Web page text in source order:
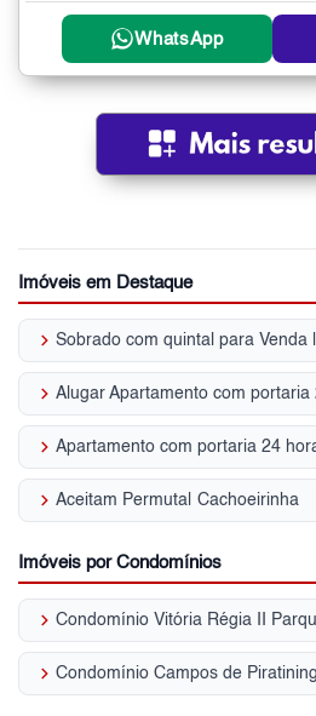
WhatsApp
Imóveis em Destaque
keyboard_arrow_right Sobrado com quintal para Venda
keyboard_arrow_right
keyboard_arrow_right
keyboard_arrow_right Aceitam Permuta| Cachoeirinha
Imóveis por Condomínios
keyboard_arrow_right Condomínio Vitória Régia II
keyboard_arrow_right Condomínio Campos de